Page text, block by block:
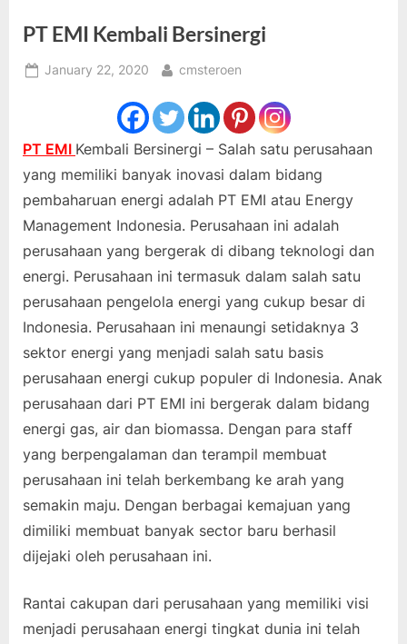
PT EMI Kembali Bersinergi
Posted
January 22, 2020 By
cmsteroen
PT EMI Kembali Bersinergi – Salah satu perusahaan
yang memiliki banyak inovasi dalam bidang
pembaharuan energi adalah PT EMI atau Energy
Management Indonesia. Perusahaan ini adalah
perusahaan yang bergerak di dibang teknologi dan
energi. Perusahaan ini termasuk dalam salah satu
perusahaan pengelola energi yang cukup besar di
Indonesia. Perusahaan ini menaungi setidaknya 3
sektor energi yang menjadi salah satu basis
perusahaan energi cukup populer di Indonesia. Anak
perusahaan dari PT EMI ini bergerak dalam bidang
energi gas, air dan biomassa. Dengan para staff
yang berpengalaman dan terampil membuat
perusahaan ini telah berkembang ke arah yang
semakin maju. Dengan berbagai kemajuan yang
dimiliki membuat banyak sector baru berhasil
dijejaki oleh perusahaan ini.
Rantai cakupan dari perusahaan yang memiliki visi
menjadi perusahaan energi tingkat dunia ini telah